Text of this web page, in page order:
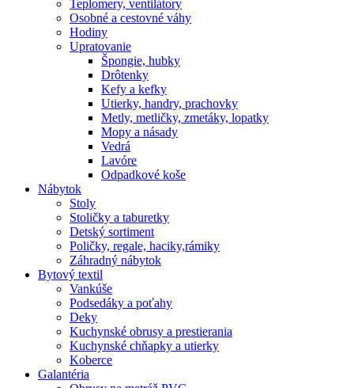
Teplomery, ventilátory
Osobné a cestovné váhy
Hodiny
Upratovanie
Špongie, hubky
Drôtenky
Kefy a kefky
Utierky, handry, prachovky
Metly, metličky, zmetáky, lopatky
Mopy a násady
Vedrá
Lavóre
Odpadkové koše
Nábytok
Stoly
Stoličky a taburetky
Detský sortiment
Poličky, regale, haciky,rámiky
Záhradný nábytok
Bytový textil
Vankúše
Podsedáky a poťahy
Deky
Kuchynské obrusy a prestierania
Kuchynské chňapky a utierky
Koberce
Galantéria